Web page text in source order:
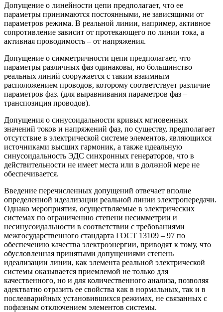
Допущение о линейности цепи предполагает, что ее
параметры принимаются постоянными, не зависящими от
параметров режима. В реальной линии, например, активное
сопротивление зависит от протекающего по линии тока, а
активная проводимость – от напряжения.
Допущение о симметричности цепи предполагает, что
параметры различных фаз одинаковы, но большинство
реальных линий сооружается с таким взаимным
расположением проводов, которому соответствует различие
параметров фаз. (для выравнивания параметров фаз –
транспозиция проводов).
Допущения о синусоидальности кривых мгновенных
значений токов и напряжений фаз, по существу, предполагает
отсутствие в электрической системе элементов, являющихся
источниками высших гармоник, а также идеальную
синусоидальность ЭДС синхронных генераторов, что в
действительности не имеет места или в должной мере не
обеспечивается.
Введение перечисленных допущений отвечает вполне
определенной идеализации реальной линии электропередачи.
Однако мероприятия, осуществляемые в электрических
системах по ограничению степени несимметрии и
несинусоидальности в соответствии с требованиями
межгосударственного стандарта ГОСТ 13109 – 97 по
обеспечению качества электроэнергии, приводят к тому, что
обусловленная принятыми допущениями степень
идеализации линии, как элемента реальной электрической
системы оказывается приемлемой не только для
качественного, но и для количественного анализа, позволяя
адектватно отразить ее свойства как в нормальных, так и в
послеаварийных установившихся режимах, не связанных с
пофазным отключением элементов системы.